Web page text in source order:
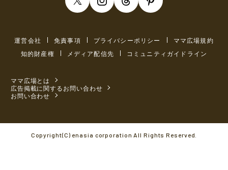
運営会社 免責事項 プライバシーポリシー
ママ広場規約
知的財産権
メディア配信先 コミュニティガイドライン
ママ広場とは
広告掲載に関するお問い合わせ
お問い合わせ
Copyright(C) enasia corporation All Rights Reserved.